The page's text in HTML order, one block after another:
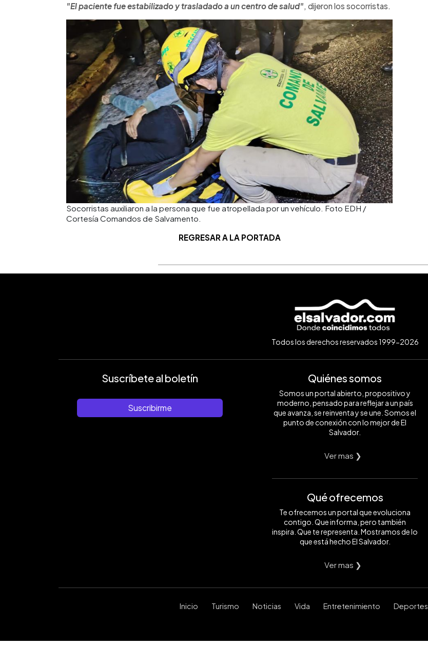
"El paciente fue estabilizado y trasladado a un centro de salud" , dijeron los socorristas.
Socorristas auxiliaron a la persona que fue atropellada por un vehículo. Foto EDH /
Cortesía Comandos de Salvamento.
REGRESAR A LA PORTADA
Todos los derechos reservados 1999-2026
Suscríbete al boletín
Suscribirme
Quiénes somos
Somos un portal abierto, propositivo y
moderno, pensado para reflejar a un país
que avanza, se reinventa y se une. Somos el
punto de conexión con lo mejor de El
Salvador.
Ver mas ❯
Qué ofrecemos
Te ofrecemos un portal que evoluciona
contigo. Que informa, pero también
inspira. Que te representa. Mostramos de lo
que está hecho El Salvador.
Ver mas ❯
Inicio Turismo Noticias Vida Entretenimiento Deportes